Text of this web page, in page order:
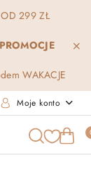
299 ZŁ
PROMOCJE
WAKACJE
Moje konto